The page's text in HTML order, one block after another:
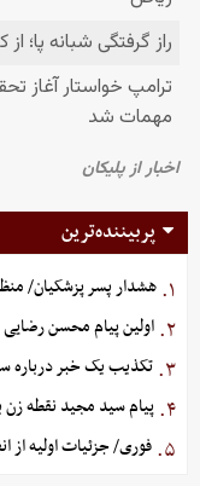
پربیننده‌ترین
۱. هشدار پسر پزشکیان/
۲. اولین پیام محسن
۳. تکذیب یک خبر درباره
۴. پیام سید مجید نقطه زن
۵. فوری/ جزئیات اولیه از